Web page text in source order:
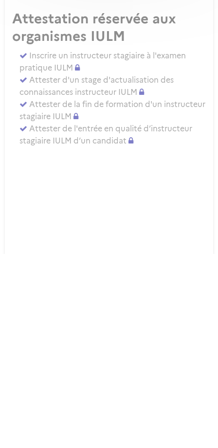
Attestation réservée aux
organismes IULM
Inscrire un instructeur stagiaire à l'examen
pratique IULM
Attester d'un stage d'actualisation des
connaissances instructeur IULM
Attester de la fin de formation d'un instructeur
stagiaire IULM
Attester de l'entrée en qualité d’instructeur
stagiaire IULM d’un candidat